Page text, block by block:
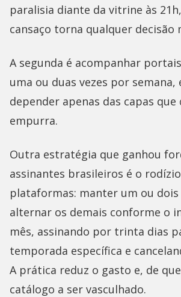
paralisia diante da vitrine às
cansaço torna qualquer decisão
A segunda é acompanhar
uma ou duas vezes por semana,
depender apenas das capas
empurra.
Outra estratégia que ganhou
assinantes brasileiros é o
plataformas: manter um ou dois
alternar os demais conforme o
mês, assinando por trinta dias
temporada específica e
A prática reduz o gasto e, de
catálogo a ser vasculhado.